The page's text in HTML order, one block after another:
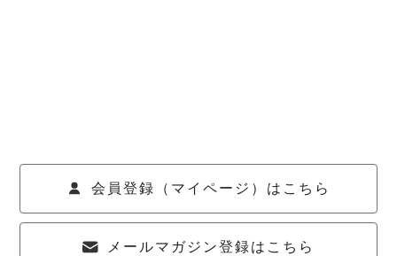
会員登録（マイページ）はこちら
メールマガジン登録はこちら